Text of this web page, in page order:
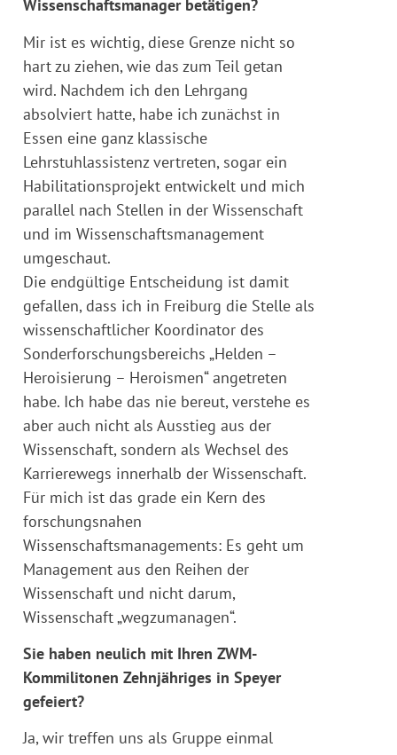
Wissenschaftsmanager betätigen?
Mir ist es wichtig, diese Grenze nicht so
hart zu ziehen, wie das zum Teil getan
wird. Nachdem ich den Lehrgang
absolviert hatte, habe ich zunächst in
Essen eine ganz klassische
Lehrstuhlassistenz vertreten, sogar ein
Habilitationsprojekt entwickelt und mich
parallel nach Stellen in der Wissenschaft
und im Wissenschaftsmanagement
umgeschaut.
Die endgültige Entscheidung ist damit
gefallen, dass ich in Freiburg die Stelle als
wissenschaftlicher Koordinator des
Sonderforschungsbereichs „Helden –
Heroisierung – Heroismen“ angetreten
habe. Ich habe das nie bereut, verstehe es
aber auch nicht als Ausstieg aus der
Wissenschaft, sondern als Wechsel des
Karrierewegs innerhalb der Wissenschaft.
Für mich ist das grade ein Kern des
forschungsnahen
Wissenschaftsmanagements: Es geht um
Management aus den Reihen der
Wissenschaft und nicht darum,
Wissenschaft „wegzumanagen“.
Sie haben neulich mit Ihren ZWM-
Kommilitonen Zehnjähriges in Speyer
gefeiert?
Ja, wir treffen uns als Gruppe einmal